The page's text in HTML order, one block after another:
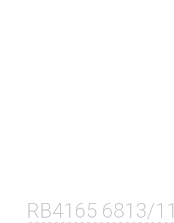
RB4165 6813/11